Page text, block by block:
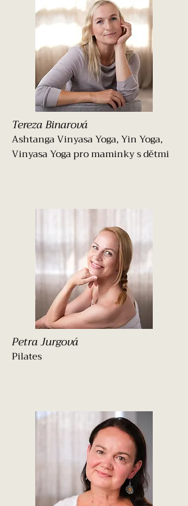
Tereza Binarová
Ashtanga Vinyasa Yoga, Yin Yoga,
Vinyasa Yoga pro maminky s dětmi
Petra Jurgová
Pilates